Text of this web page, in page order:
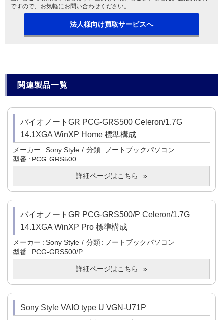
ですので、お気軽にお問い合わせください。
法人様向け買取サービスへ
関連製品一覧
バイオノートGR PCG-GRS500 Celeron/1.7G
14.1XGA WinXP Home 標準構成
メーカー Sony Style 分類
ノートブックパソコン
型番
PCG-GRS500
詳細ページはこちら
バイオノートGR PCG-GRS500/P Celeron/1.7G
14.1XGA WinXP Pro 標準構成
メーカー Sony Style 分類
ノートブックパソコン
型番
PCG-GRS500/P
詳細ページはこちら
Sony Style VAIO type U VGN-U71P